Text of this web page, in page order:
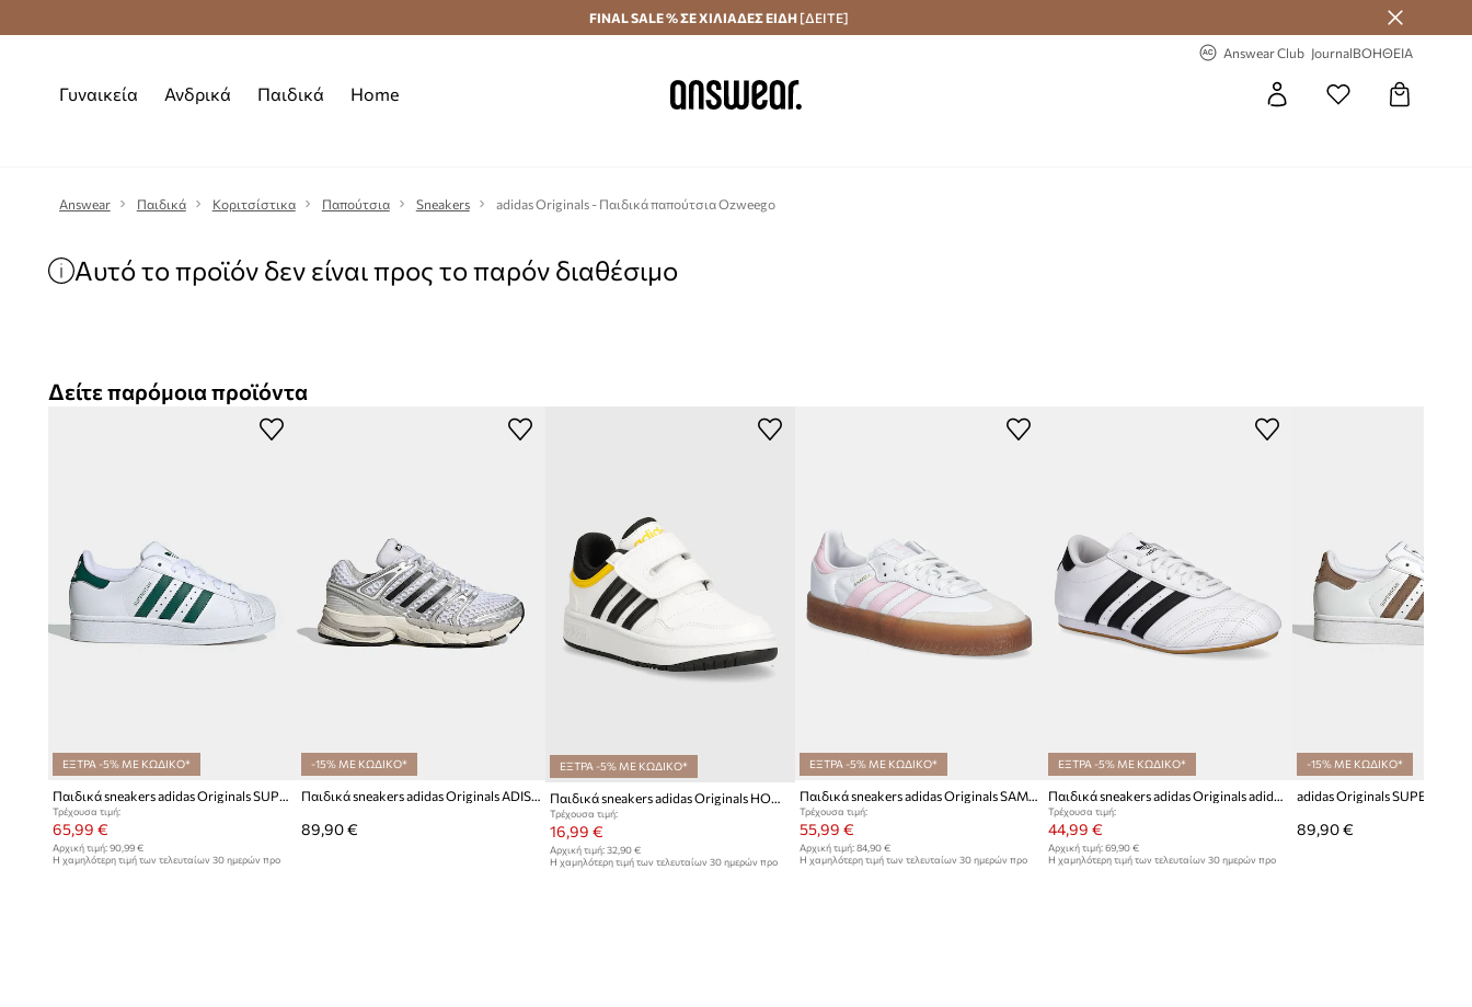
Αποστολή σε 24 ώρες Εξοικονομήστε με το Answear Club
FINAL SALE % ΣΕ ΧΙΛΙΑΔΕΣ ΕΙΔΗ [ΔΕΙΤΕ]
Answear Club JournalΒΟΗΘΕΙΑ
Γυναικεία Ανδρικά Παιδικά Home
Answear Παιδικά Κοριτσίστικα Παπούτσια Sneakers adidas Originals - Παιδικά παπούτσια Ozweego
Αυτό το προϊόν δεν είναι προς το παρόν διαθέσιμο
Δείτε παρόμοια προϊόντα
ΕΞΤΡΑ -5% ΜΕ ΚΩΔΙΚΟ*
Παιδικά sneakers adidas Originals SUPERSTAR II
Τρέχουσα τιμή:
65,99 €
Αρχική τιμή: 90,99 €
Η χαμηλότερη τιμή των τελευταίων 30 ημερών προ
-15% ΜΕ ΚΩΔΙΚΟ*
Παιδικά sneakers adidas Originals ADISTAR CONTROL 5
89,90 €
ΕΞΤΡΑ -5% ΜΕ ΚΩΔΙΚΟ*
Τρέχουσα τιμή:
16,99 €
Αρχική τιμή: 32,90 €
Η χαμηλότερη τιμή των τελευταίων 30 ημερών προ
ΕΞΤΡΑ -5% ΜΕ ΚΩΔΙΚΟ*
Παιδικά sneakers adidas Originals SAMBAE
Τρέχουσα τιμή:
55,99 €
Αρχική τιμή: 84,90 €
Η χαμηλότερη τιμή των τελευταίων 30 ημερών προ
ΕΞΤΡΑ -5% ΜΕ ΚΩΔΙΚΟ*
Παιδικά sneakers adidas Originals adidas TAEKWONDO LACE
Τρέχουσα τιμή:
44,99 €
Αρχική τιμή:69,90 €
Η χαμηλότερη τιμή των τελευταίων 30 ημερών προ
-15% ΜΕ ΚΩΔΙΚΟ*
89,90 €